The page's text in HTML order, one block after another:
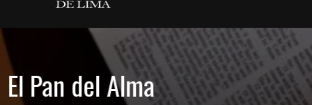
El Pan del Alma